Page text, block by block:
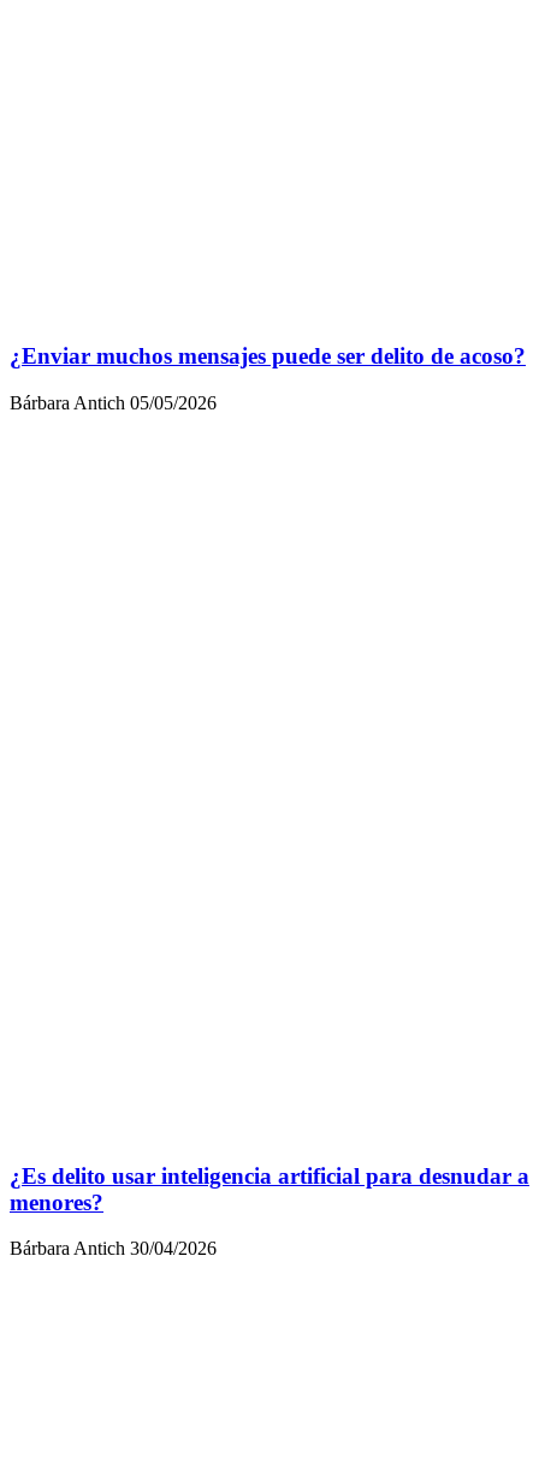
¿Enviar muchos mensajes puede ser delito de acoso?
Bárbara Antich 05/05/2026
¿Es delito usar inteligencia artificial para desnudar a
menores?
Bárbara Antich 30/04/2026